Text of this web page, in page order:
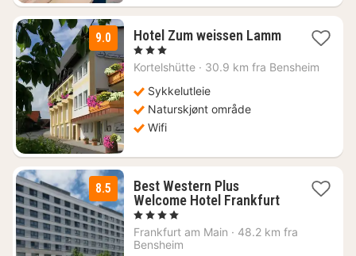
9.0
Hotel Zum weissen Lamm
1
natt
880
kr.
, 3 Stjerner
Kortelshütte · 30.9 km fra Bensheim
Sykkelutleie
Naturskjønt område
Wifi
8.5
Best Western Plus
Welcome Hotel Frankfurt1
fra
, 4 Stjerner
Frankfurt am Main · 48.2 km fra
Bensheim